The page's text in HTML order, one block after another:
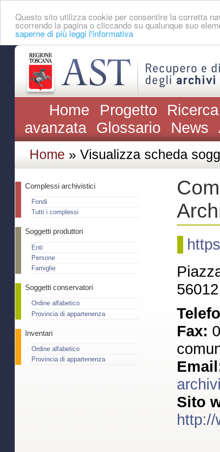
Questo sito utilizza cookie per consentire la corretta
scorrendo la pagina o cliccando su qualunque suo
saperne di più leggi l'informativa
Home Progetto
avanzata Glossario News
Home » Visualizza scheda
Complessi archivistici
Fondi
Tutti i complessi
Soggetti produttori
Enti
Persone
Famiglie
Soggetti conservatori
Ordine alfabetico
Provincia di appartenenza
Inventari
Ordine alfabetico
Provincia di appartenenza
Fax:
Sito